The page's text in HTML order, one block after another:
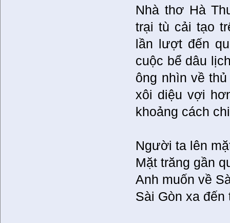
Nhà thơ Hà
trại tù cải tạo
lần lượt đến
cuộc bể dâu
ông nhìn về
xôi diệu vợi
khoảng cách
Người ta lên
Mặt trăng gần
Anh muốn về
Sài Gòn xa đến